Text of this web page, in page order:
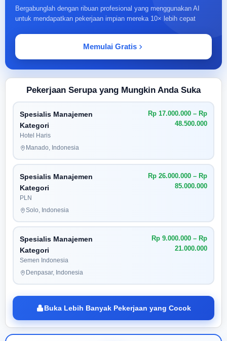
Bergabunglah dengan ribuan profesional yang menggunakan AI
untuk mendapatkan pekerjaan impian mereka 10× lebih cepat
Memulai Gratis
Pekerjaan Serupa yang Mungkin Anda Suka
Spesialis Manajemen
Kategori
Hotel Haris
Rp 17.000.000 – Rp
48.500.000
Manado, Indonesia
Spesialis Manajemen
Kategori
PLN
Rp 26.000.000 – Rp
85.000.000
Solo, Indonesia
Spesialis Manajemen
Kategori
Semen Indonesia
Rp 9.000.000 – Rp
21.000.000
Denpasar, Indonesia
Buka Lebih Banyak Pekerjaan yang Cocok